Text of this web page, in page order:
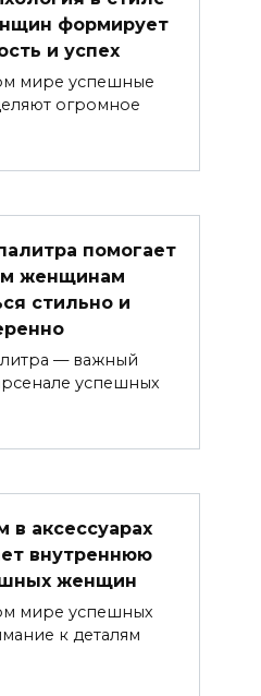
формирует
и успех
мире успешные
огромное
помогает
женщинам
стильно и
— важный
успешных
в аксессуарах
внутреннюю
женщин
мире успешных
к деталям